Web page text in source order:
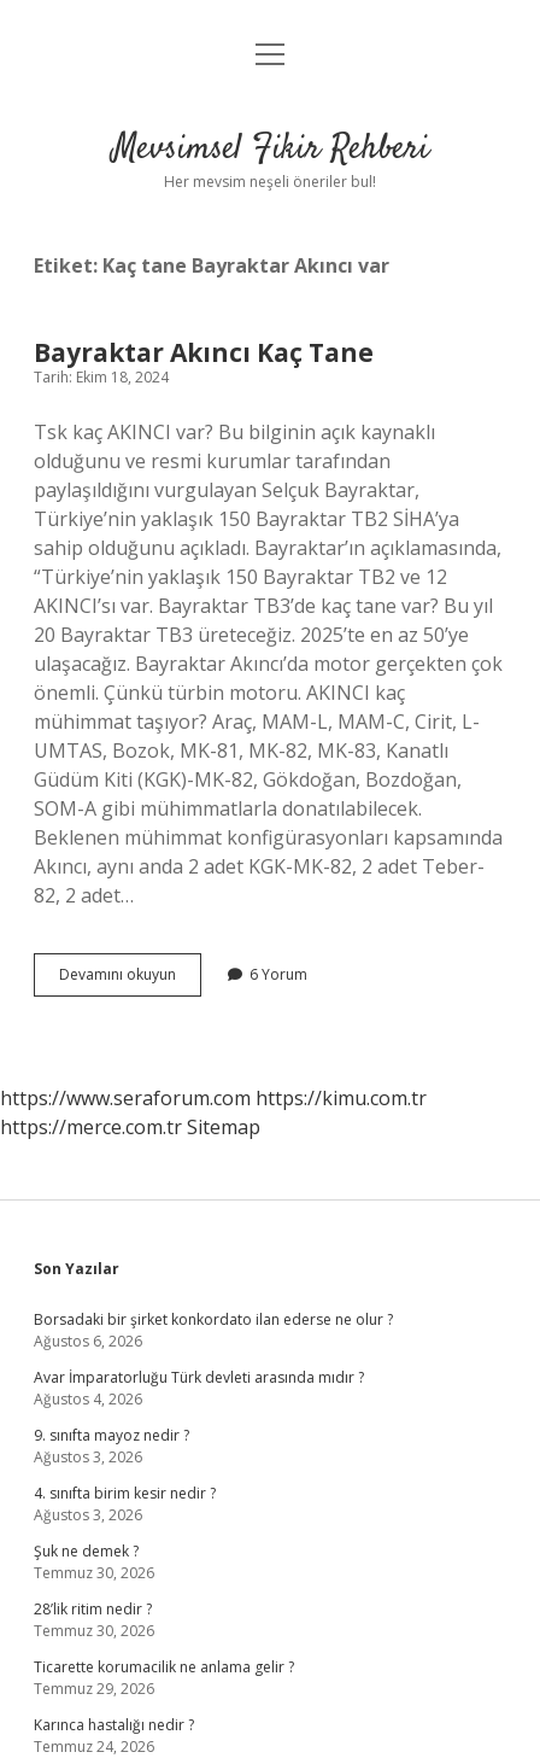
Anasayfa
Yasal Uyarı
menüyü
Mevsimsel Fikir Rehberi
Her mevsim neşeli öneriler bul!
Etiket: Kaç tane Bayraktar Akıncı var
Bayraktar Akıncı Kaç Tane
Tarih: Ekim 18, 2024
Tsk kaç AKINCI var? Bu bilginin açık kaynaklı
olduğunu ve resmi kurumlar tarafından
paylaşıldığını vurgulayan Selçuk Bayraktar,
Türkiye’nin yaklaşık 150 Bayraktar TB2 SİHA’ya
sahip olduğunu açıkladı. Bayraktar’ın açıklamasında,
“Türkiye’nin yaklaşık 150 Bayraktar TB2 ve 12
AKINCI’sı var. Bayraktar TB3’de kaç tane var? Bu yıl
20 Bayraktar TB3 üreteceğiz. 2025’te en az 50’ye
ulaşacağız. Bayraktar Akıncı’da motor gerçekten çok
önemli. Çünkü türbin motoru. AKINCI kaç
mühimmat taşıyor? Araç, MAM-L, MAM-C, Cirit, L-
UMTAS, Bozok, MK-81, MK-82, MK-83, Kanatlı
Güdüm Kiti (KGK)-MK-82, Gökdoğan, Bozdoğan,
SOM-A gibi mühimmatlarla donatılabilecek.
Beklenen mühimmat konfigürasyonları kapsamında
Akıncı, aynı anda 2 adet KGK-MK-82, 2 adet Teber-
82, 2 adet…
Devamını okuyun Bayraktar
Akıncı
6 Yorum
https://www.seraforum.com https://kimu.com.tr
https://merce.com.trSitemap
Sidebar
Son Yazılar
Borsadaki bir şirket konkordato ilan ederse ne olur ?
Ağustos 6, 2026
Avar İmparatorluğu Türk devleti arasında mıdır ?
Ağustos 4, 2026
9. sınıfta mayoz nedir ?
Ağustos 3, 2026
4. sınıfta birim kesir nedir ?
Ağustos 3, 2026
Şuk ne demek ?
Temmuz 30, 2026
28’lik ritim nedir ?
Temmuz 30, 2026
Ticarette korumacilik ne anlama gelir ?
Temmuz 29, 2026
Karınca hastalığı nedir ?
Temmuz 24, 2026